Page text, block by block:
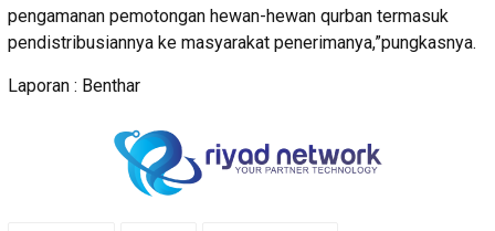
pengamanan pemotongan hewan-hewan qurban termasuk
pendistribusiannya ke masyarakat penerimanya,”pungkasnya.
Laporan : Benthar